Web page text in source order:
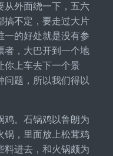
从外面绕一下，五六
搞不定，要走过大片
一的好处就是没有参
者，大巴开到一个地
你上车去下一个景
问题，所以我们得以
鸡。石锅鸡以鲁朗为
锅，里面放上松茸鸡
料进去，和火锅颇为